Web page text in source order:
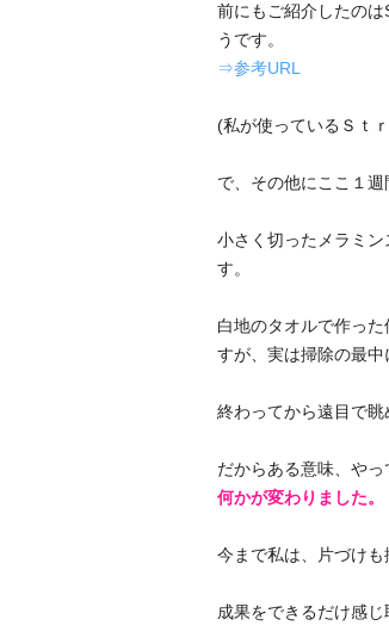
前にもご紹介したの
うです。
⇒参考URL
(私が使っているＳｔ
で、その他にここ１週
小さく切ったメラミ
す。
白地のタオルで作っ
すが、実は掃除の最中
終わってから遠目で眺
だからある意味、や
何かが変わりました。
今まで私は、片づけも
成果をできるだけ感じ